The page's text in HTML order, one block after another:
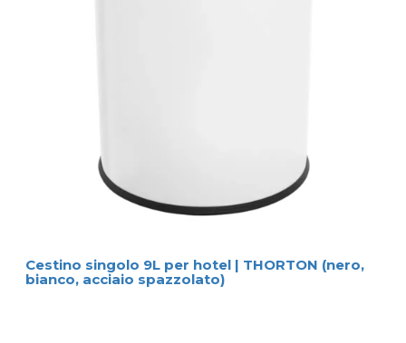
Cestino singolo 9L per hotel | THORTON (nero,
bianco, acciaio spazzolato)